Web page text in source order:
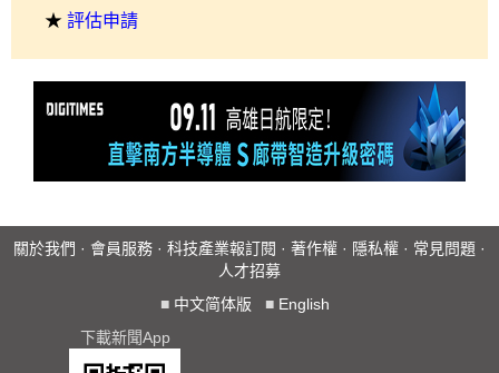
★ 評估申請
關於我們 · 會員服務 · 科技產業報訂閱 · 著作權 · 隱私權 · 常見問題 ·
人才招募
■ 中文简体版 ■ English
下載新聞App